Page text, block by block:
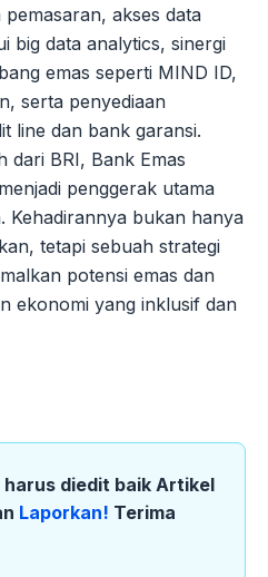
akses data
big data analytics, sinergi
emas seperti MIND ID,
serta penyediaan
line dan bank garansi.
dari BRI, Bank Emas
penggerak utama
Kehadirannya bukan hanya
tetapi sebuah strategi
potensi emas dan
ekonomi yang inklusif dan
diedit baik Artikel
Laporkan! Terima